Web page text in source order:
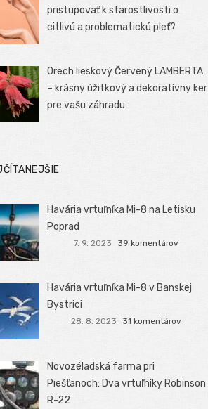
pristupovať k starostlivosti o
citlivú a problematickú pleť?
Orech lieskový Červený LAMBERTA
– krásny úžitkový a dekoratívny ker
pre vašu záhradu
Havária vrtuľníka Mi-8 na Letisku
Poprad
7. 9. 2023 39 komentárov
Havária vrtuľníka Mi-8 v Banskej
Bystrici
28. 8. 2023 31 komentárov
Novozéladská farma pri
Piešťanoch: Dva vrtuľníky Robinson
R-22